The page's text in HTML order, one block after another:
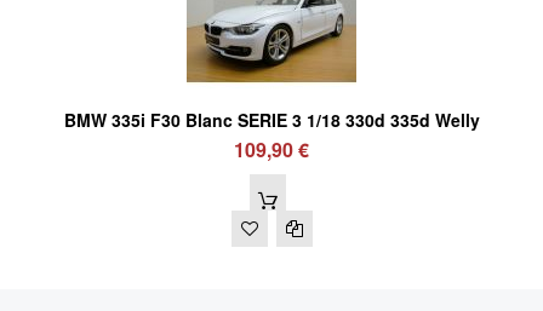
BMW 335i F30 Blanc SERIE 3 1/18 330d 335d Welly
109,90 €